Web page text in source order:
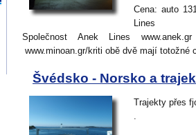
Cena: auto
Lines
Společnost Anek Lines
www.minoan.gr/kriti obě dvě mají totožné
Švédsko - Norsko a
Trajekty přes
.